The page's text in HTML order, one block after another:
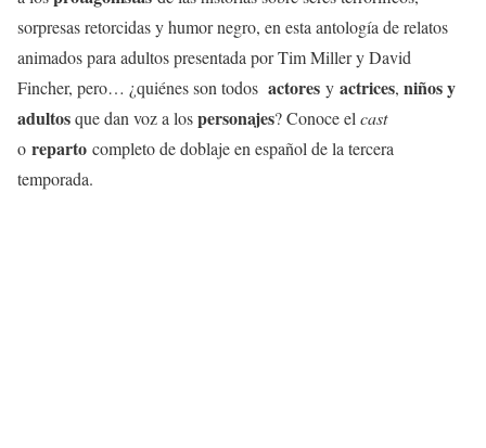
sorpresas retorcidas y humor negro, en esta antología de relatos
animados para adultos presentada por Tim Miller y David
Fincher, pero… ¿quiénes son todos actores y actrices, niños y
adultosque dan voz a lospersonajes? Conoce el cast
o reparto completo de doblaje en español de la tercera
temporada.